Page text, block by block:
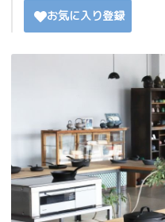
お気に入り登録